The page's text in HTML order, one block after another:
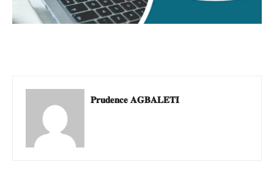
𝐏𝐫𝐮𝐝𝐞𝐧𝐜𝐞 𝐀𝐆𝐁𝐀𝐋𝐄𝐓𝐈